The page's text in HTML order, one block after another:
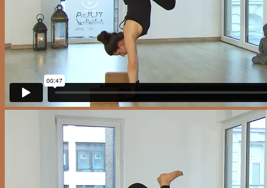
Einzelvideos
Yogavideo FAQ
Blog
0
Cart
No products in the cart.